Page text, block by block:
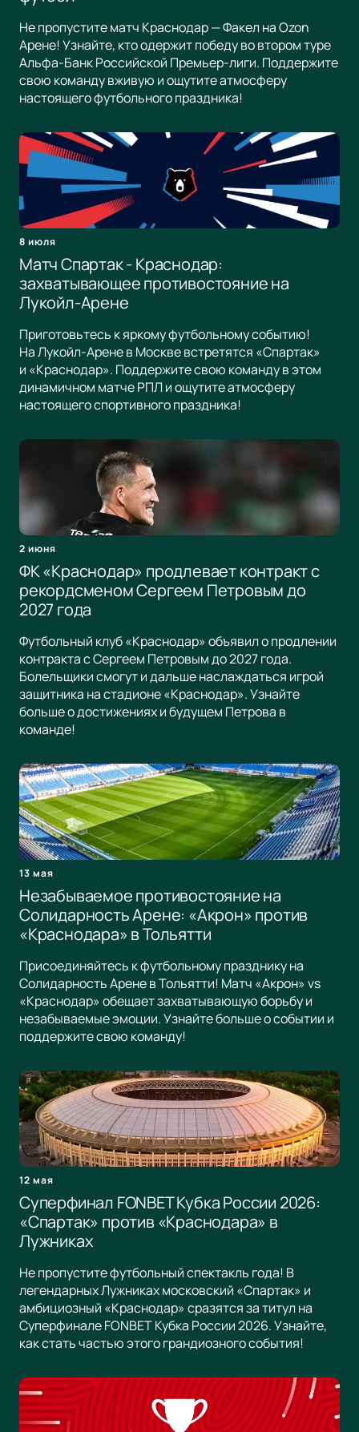
Не пропустите матч Краснодар — Факел на Ozon
Арене! Узнайте, кто одержит победу во втором туре
Альфа-Банк Российской Премьер-лиги. Поддержите
свою команду вживую и ощутите атмосферу
настоящего футбольного праздника!
8 июля
Матч Спартак - Краснодар:
захватывающее противостояние на
Лукойл-Арене
Приготовьтесь к яркому футбольному событию!
На Лукойл-Арене в Москве встретятся «Спартак»
и «Краснодар». Поддержите свою команду в этом
динамичном матче РПЛ и ощутите атмосферу
настоящего спортивного праздника!
2 июня
ФК «Краснодар» продлевает контракт с
рекордсменом Сергеем Петровым до
2027 года
Футбольный клуб «Краснодар» объявил о продлении
контракта с Сергеем Петровым до 2027 года.
Болельщики смогут и дальше наслаждаться игрой
защитника на стадионе «Краснодар». Узнайте
больше о достижениях и будущем Петрова в
команде!
13 мая
Незабываемое противостояние на
Солидарность Арене: «Акрон» против
«Краснодара» в Тольятти
Присоединяйтесь к футбольному празднику на
Солидарность Арене в Тольятти! Матч «Акрон» vs
«Краснодар» обещает захватывающую борьбу и
незабываемые эмоции. Узнайте больше о событии и
поддержите свою команду!
12 мая
Суперфинал FONBET Кубка России 2026:
«Спартак» против «Краснодара» в
Лужниках
Не пропустите футбольный спектакль года! В
легендарных Лужниках московский «Спартак» и
амбициозный «Краснодар» сразятся за титул на
Суперфинале FONBET Кубка России 2026. Узнайте,
как стать частью этого грандиозного события!